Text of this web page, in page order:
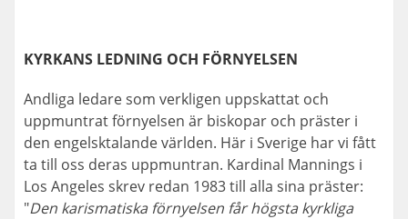
KYRKANS LEDNING OCH FÖRNYELSEN
Andliga ledare som verkligen uppskattat och
uppmuntrat förnyelsen är biskopar och präster i
den engelsktalande världen. Här i Sverige har vi fått
ta till oss deras uppmuntran. Kardinal Mannings i
Los Angeles skrev redan 1983 till alla sina präster:
"Den karismatiska förnyelsen får högsta kyrkliga